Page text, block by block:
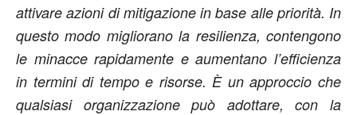
attivare azioni di mitigazione in base alle priorità. In
questo modo migliorano la resilienza, contengono
le minacce rapidamente e aumentano l’efficienza
in termini di tempo e risorse. È un approccio che
qualsiasi organizzazione può adottare, con la